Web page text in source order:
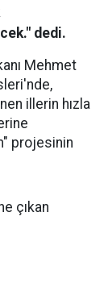
dedi.
Mehmet
illerin hızla
projesinin
çıkan